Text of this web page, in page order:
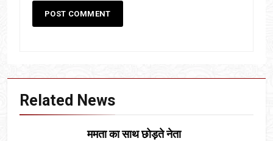
Related News
ममता का साथ छोड़ते नेता